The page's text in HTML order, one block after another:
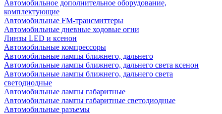
Автомобильное дополнительное оборудование,
комплектующие
Автомобильные FM-трансмиттеры
Автомобильные дневные ходовые огни
Линзы LED и ксенон
Автомобильные компрессоры
Автомобильные лампы ближнего, дальнего
Автомобильные лампы ближнего, дальнего света ксенон
Автомобильные лампы ближнего, дальнего света
светодиодные
Автомобильные лампы габаритные
Автомобильные лампы габаритные светодиодные
Автомобильные разъемы